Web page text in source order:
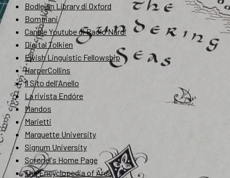
Bodleian Library di Oxford
Bompiani
Canale Youtube di Paolo Nardi
Digital Tolkien
Elvish Linguistic Fellowship
HarperCollins
Il Sito dell'Anello
La rivista Endóre
Mandos
Marietti
Marquette University
Signum University
Soronel's Home Page
The Encyclopedia of Arda